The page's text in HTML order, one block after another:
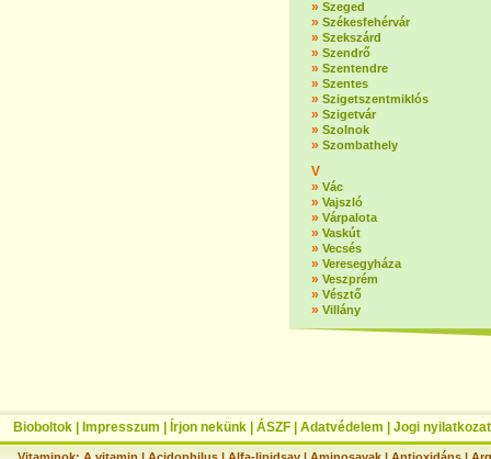
» Szeged
» Székesfehérvár
» Szekszárd
» Szendrő
» Szentendre
» Szentes
» Szigetszentmiklós
» Szigetvár
» Szolnok
» Szombathely
V
» Vác
» Vajszló
» Várpalota
» Vaskút
» Vecsés
» Veresegyháza
» Veszprém
» Vésztő
» Villány
Bioboltok Impresszum Írjon nekünk ÁSZF Adatvédelem Jogi nyilatkozat